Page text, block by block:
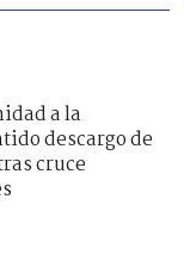
a la
descargo de
cruce